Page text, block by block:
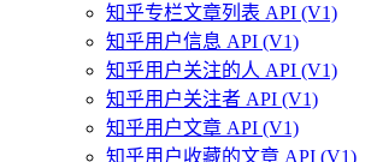
知乎专栏文章列表 API (V1)
知乎用户信息 API (V1)
知乎用户关注的人 API (V1)
知乎用户关注者 API (V1)
知乎用户文章 API (V1)
知乎用户收藏的文章 API (V1)